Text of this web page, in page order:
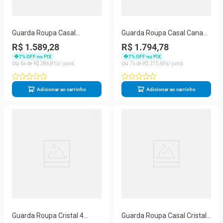
Guarda Roupa Casal
Elegance 6 Portas de Bater
2 Gavetas MDP Imbuia
Champanhe Vila Rica
218CM
R$ 1.589,28
7% OFF no PIX
6
R$ 284 81
Adicionar ao carrinho
Guarda Roupa Casal Canadá
6 Portas 6 Gavetas MDP
Nature - Champanhe Vila
Rica 223CM
R$ 1.794,78
7% OFF no PIX
7
R$ 275 69
Adicionar ao carrinho
Guarda Roupa Cristal 4
Guarda Roupa Casal Cristal